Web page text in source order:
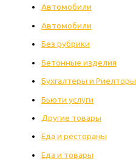
Автомобили
Автомобили
Без рубрики
Бетонные изделия
Бухгалтеры и Риелторы
Бьюти услуги
Другие товары
Еда и рестораны
Еда и товары